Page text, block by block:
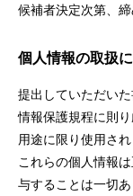
候補者決定次第、締
個人情報の取扱
提出していただい
情報保護規程に則
用途に限り使用され
これらの個人情報
与することは一切あ